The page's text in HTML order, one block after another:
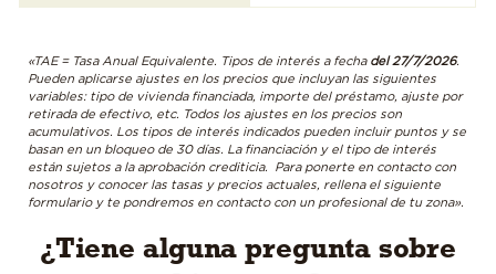
«TAE = Tasa Anual Equivalente. Tipos de interés a fechadel 27/7/2026.
Pueden aplicarse ajustes en los precios que incluyan las siguientes
variables: tipo de vivienda financiada, importe del préstamo, ajuste por
retirada de efectivo, etc. Todos los ajustes en los precios son
acumulativos. Los tipos de interés indicados pueden incluir puntos y se
basan en un bloqueo de 30 días. La financiación y el tipo de interés
están sujetos a la aprobación crediticia. Para ponerte en contacto con
nosotros y conocer las tasas y precios actuales, rellena el siguiente
formulario y te pondremos en contacto con un profesional de tu zona».
¿Tiene alguna pregunta sobre